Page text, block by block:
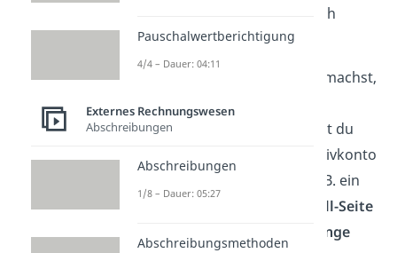
— also Vermögen, das sich
schnell verändert
machst,
musst du das immer auf zwei
Konten buchen. Hier arbeitest du
Beim Aktivkonto
(z. B. ein
Soll-Seite
Abgänge
Pauschalwertberichtigung
4/4 – Dauer: 04:11
Externes Rechnungswesen
Abschreibungen
Abschreibungen
1/8 – Dauer: 05:27
Abschreibungsmethoden